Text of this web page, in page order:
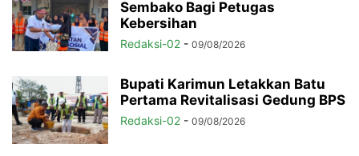
Sembako Bagi Petugas
Kebersihan
Redaksi-02 - 09/08/2026
Bupati Karimun Letakkan Batu
Pertama Revitalisasi Gedung BPS
Redaksi-02 - 09/08/2026